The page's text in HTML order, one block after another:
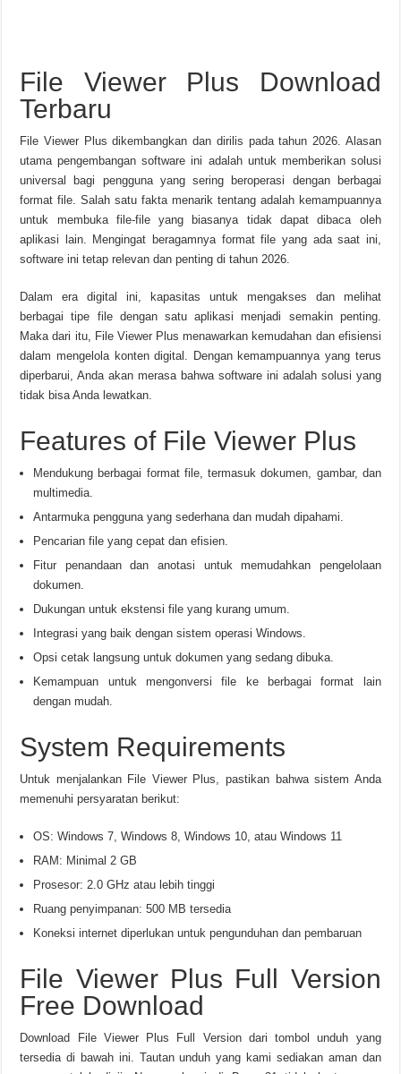
File Viewer Plus Download
Terbaru
File Viewer Plus dikembangkan dan dirilis pada tahun 2026. Alasan
utama pengembangan software ini adalah untuk memberikan solusi
universal bagi pengguna yang sering beroperasi dengan berbagai
format file. Salah satu fakta menarik tentang adalah kemampuannya
untuk membuka file-file yang biasanya tidak dapat dibaca oleh
aplikasi lain. Mengingat beragamnya format file yang ada saat ini,
software ini tetap relevan dan penting di tahun 2026.
Dalam era digital ini, kapasitas untuk mengakses dan melihat
berbagai tipe file dengan satu aplikasi menjadi semakin penting.
Maka dari itu, File Viewer Plus menawarkan kemudahan dan efisiensi
dalam mengelola konten digital. Dengan kemampuannya yang terus
diperbarui, Anda akan merasa bahwa software ini adalah solusi yang
tidak bisa Anda lewatkan.
Features of File Viewer Plus
Mendukung berbagai format file, termasuk dokumen, gambar, dan
multimedia.
Antarmuka pengguna yang sederhana dan mudah dipahami.
Pencarian file yang cepat dan efisien.
Fitur penandaan dan anotasi untuk memudahkan pengelolaan
dokumen.
Dukungan untuk ekstensi file yang kurang umum.
Integrasi yang baik dengan sistem operasi Windows.
Opsi cetak langsung untuk dokumen yang sedang dibuka.
Kemampuan untuk mengonversi file ke berbagai format lain
dengan mudah.
System Requirements
Untuk menjalankan File Viewer Plus, pastikan bahwa sistem Anda
memenuhi persyaratan berikut:
OS: Windows 7, Windows 8, Windows 10, atau Windows 11
RAM: Minimal 2 GB
Prosesor: 2.0 GHz atau lebih tinggi
Ruang penyimpanan: 500 MB tersedia
Koneksi internet diperlukan untuk pengunduhan dan pembaruan
File Viewer Plus Full Version
Free Download
Download File Viewer Plus Full Version dari tombol unduh yang
tersedia di bawah ini. Tautan unduh yang kami sediakan aman dan